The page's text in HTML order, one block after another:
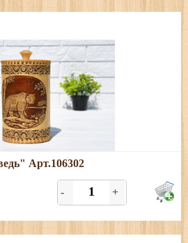
Подробнее
см; высота (с хватком) - 20 см,
объём - 1 л.
Арт.106302
- +